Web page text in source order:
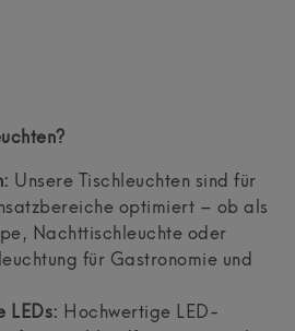
Unsere Tischleuchten sind für
optimiert – ob als
Nachttischleuchte oder
für Gastronomie und
LEDs: Hochwertige LED-